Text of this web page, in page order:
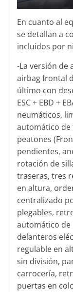
En cuanto al
se detallan a
incluidos por
-La versión de
airbag frontal
último con
ESC + EBD +
neumáticos,
automático de
peatones
pendientes,
rotación de
traseras, tres
en altura,
centralizado
plegables,
automático de
delanteros
regulable en
sin división,
carrocería,
puertas en